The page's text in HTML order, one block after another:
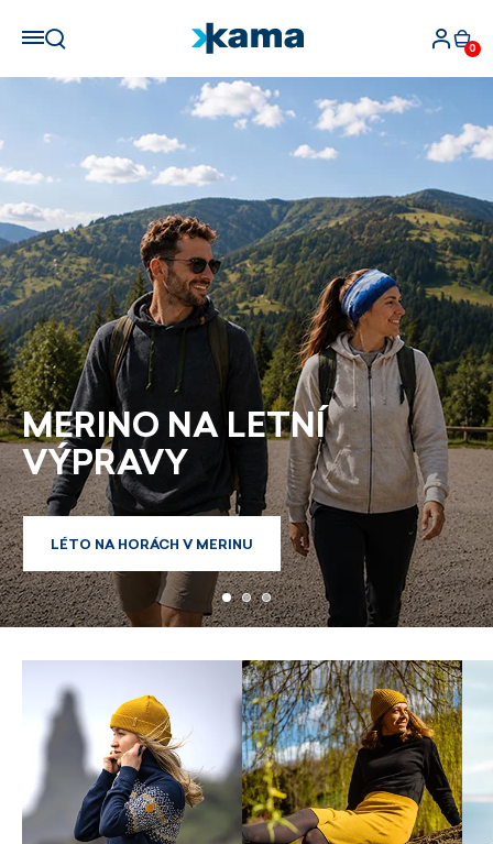
0
SLEVA NA PRVNÍ
NÁKUP
REGISTRACE DO KAMA KLUBU
REGISTRACE DO KAMA KLUBU